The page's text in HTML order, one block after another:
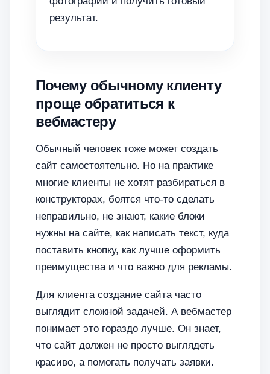
результат.
Почему обычному клиенту
проще обратиться к
вебмастеру
Обычный человек тоже может создать
сайт самостоятельно. Но на практике
многие клиенты не хотят разбираться в
конструкторах, боятся что-то сделать
неправильно, не знают, какие блоки
нужны на сайте, как написать текст, куда
поставить кнопку, как лучше оформить
преимущества и что важно для рекламы.
Для клиента создание сайта часто
выглядит сложной задачей. А вебмастер
понимает это гораздо лучше. Он знает,
что сайт должен не просто выглядеть
красиво, а помогать получать заявки.